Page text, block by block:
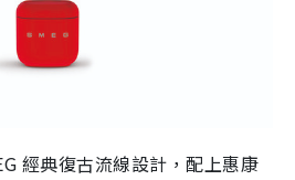
經典復古流線設計，配上惠康